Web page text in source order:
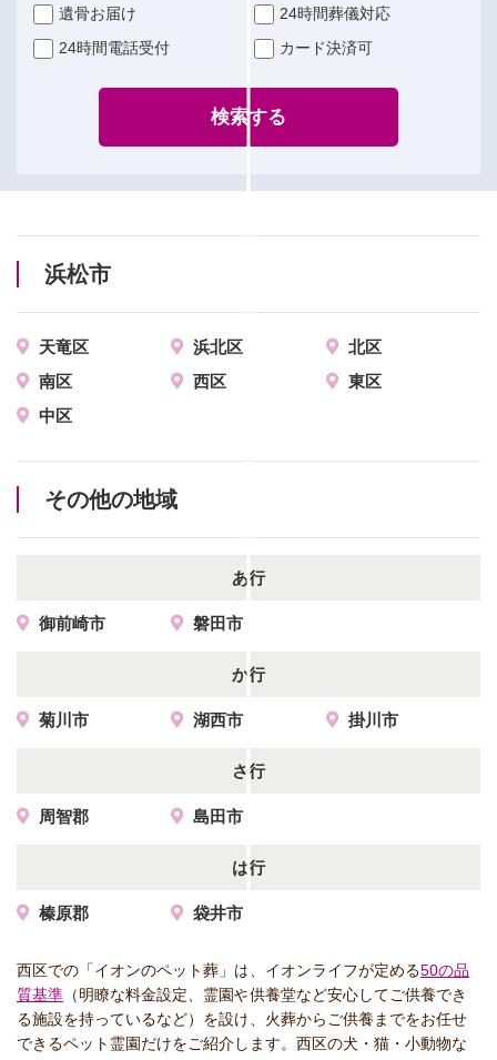
遺骨お届け
24時間葬儀対応
24時間電話受付
カード決済可
検索する
浜松市
天竜区 浜北区
北区
南区
西区
東区
中区
その他の地域
あ行
御前崎市 磐田市
か行
菊川市 湖西市 掛川市
さ行
周智郡 島田市
は行
榛原郡 袋井市
西区での「イオンのペット葬」は、イオンライフが定める50の品
質基準 （明瞭な料金設定、霊園や供養堂など安心してご供養でき
る施設を持っているなど）を設け、火葬からご供養までをお任せ
できるペット霊園だけをご紹介します。西区の犬・猫・小動物な